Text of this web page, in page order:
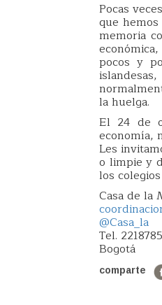
Pocas
que
memoria
pocos y
la huelga.
El 24 de
economía,
Les
o limpie y
los
Casa de la
@Casa_la
Tel. 2218785
Bogotá
comparte